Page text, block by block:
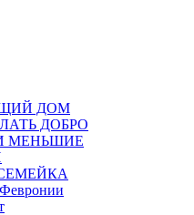
ДОМ
ДОБРО
МЕНЬШИЕ